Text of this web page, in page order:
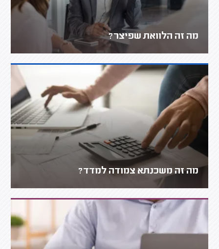
מה זה הלוואת שפיצר?
מה זה משכנתא צמודה למדד?